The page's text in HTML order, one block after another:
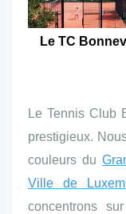
Le TC
Le Tennis Club
prestigieux.
couleurs du
Ville de
concentrons